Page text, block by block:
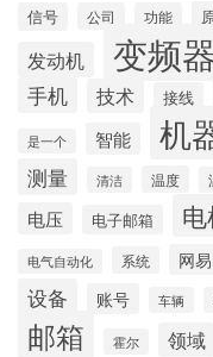
信号 公司 功能
发动机 变频器
手机 技术 接线
是一个 智能 机
测量 清洁 温度
电压 电子邮箱
电气自动化 系统 网易
设备 账号 车辆
邮箱 霍尔 领域